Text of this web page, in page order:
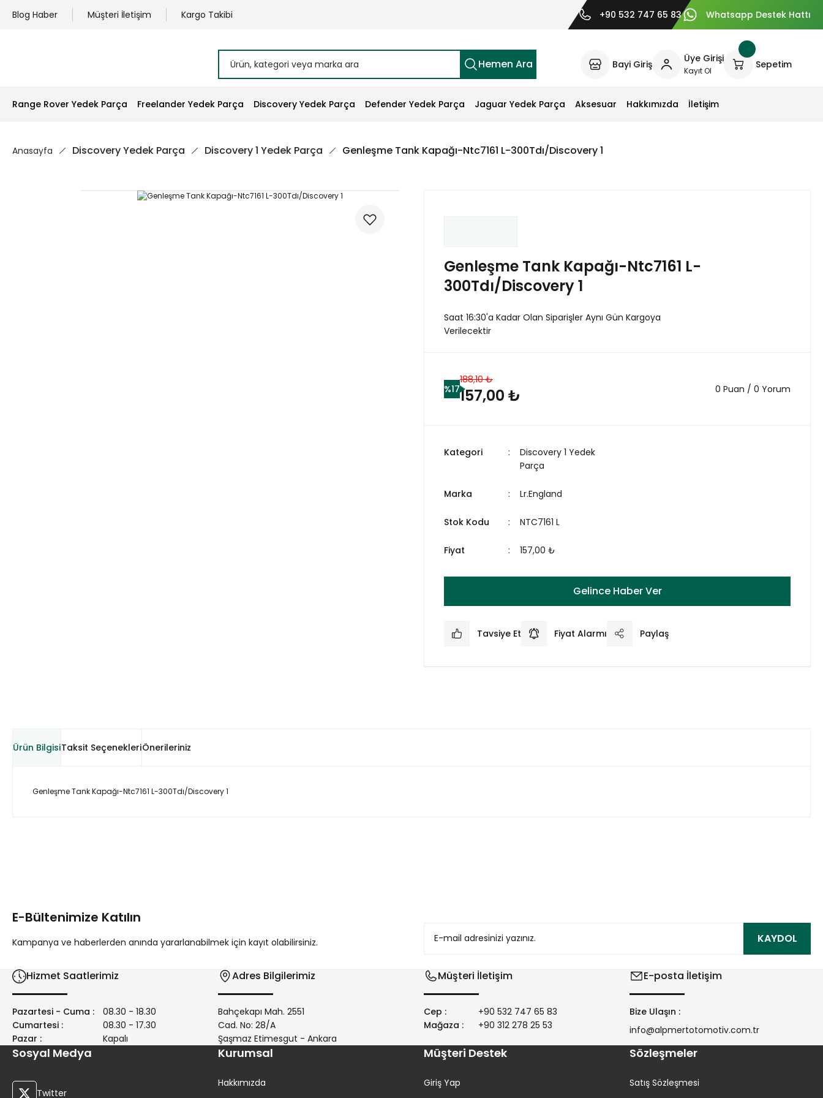
Blog Haber Müşteri İletişim Kargo Takibi +90 532 747 65 83 Whatsapp Destek Hattı
Hemen Ara Bayi Giriş Üye Girişi
Kayıt Ol
Sepetim
Range Rover Yedek Parça Freelander Yedek Parça Discovery Yedek Parça Defender Yedek Parça Jaguar Yedek Parça Aksesuar Hakkımızda İletişim
Anasayfa Discovery Yedek Parça Discovery 1 Yedek Parça Genleşme Tank Kapağı-Ntc7161 L-300Tdı/Discovery 1
Genleşme Tank Kapağı-Ntc7161 L-
300Tdı/Discovery 1
Saat 16:30'a Kadar Olan Siparişler Aynı Gün Kargoya
Verilecektir
%17
188,10 ₺
157,00 ₺ 0 Puan / 0 Yorum
Kategori
Discovery 1 Yedek
Parça
Marka Lr.England
Stok Kodu NTC7161 L
Fiyat 157,00 ₺
Gelince Haber Ver
Tavsiye Et Fiyat Alarmı Paylaş
Ürün BilgisiTaksit SeçenekleriÖnerileriniz
Genleşme Tank Kapağı-Ntc7161 L-300Tdı/Discovery 1
Ürün bilgilerinde hatalar bulunuyor.
E-Bültenimize Katılın
Kampanya ve haberlerden anında yararlanabilmek için kayıt olabilirsiniz. KAYDOL
Hizmet Saatlerimiz
Pazartesi - Cuma :
08.30 - 18.30
Cumartesi :
08.30 - 17.30
Pazar :
Kapalı
Adres Bilgilerimiz
Bahçekapı Mah. 2551
Cad. No: 28/A
Şaşmaz Etimesgut - Ankara
Müşteri İletişim
Cep :
+90 532 747 65 83
Mağaza :
+90 312 278 25 53
E-posta İletişim
Bize Ulaşın :
info@alpmertotomotiv.com.tr
Sosyal Medya
Twitter
Kurumsal
Hakkımızda
Müşteri Destek
Giriş Yap
Sözleşmeler
Satış Sözleşmesi